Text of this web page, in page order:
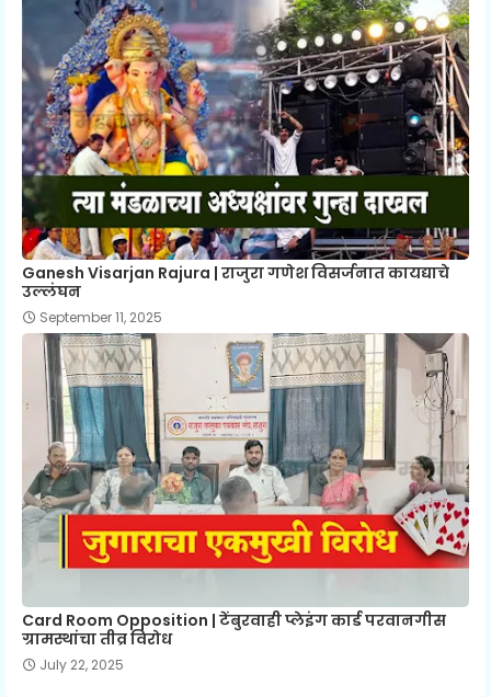
Ganesh Visarjan Rajura | राजुरा गणेश विसर्जनात कायद्याचे
उल्लंघन
September 11, 2025
Card Room Opposition | टेंबुरवाही प्लेइंग कार्ड परवानगीस
ग्रामस्थांचा तीव्र विरोध
July 22, 2025